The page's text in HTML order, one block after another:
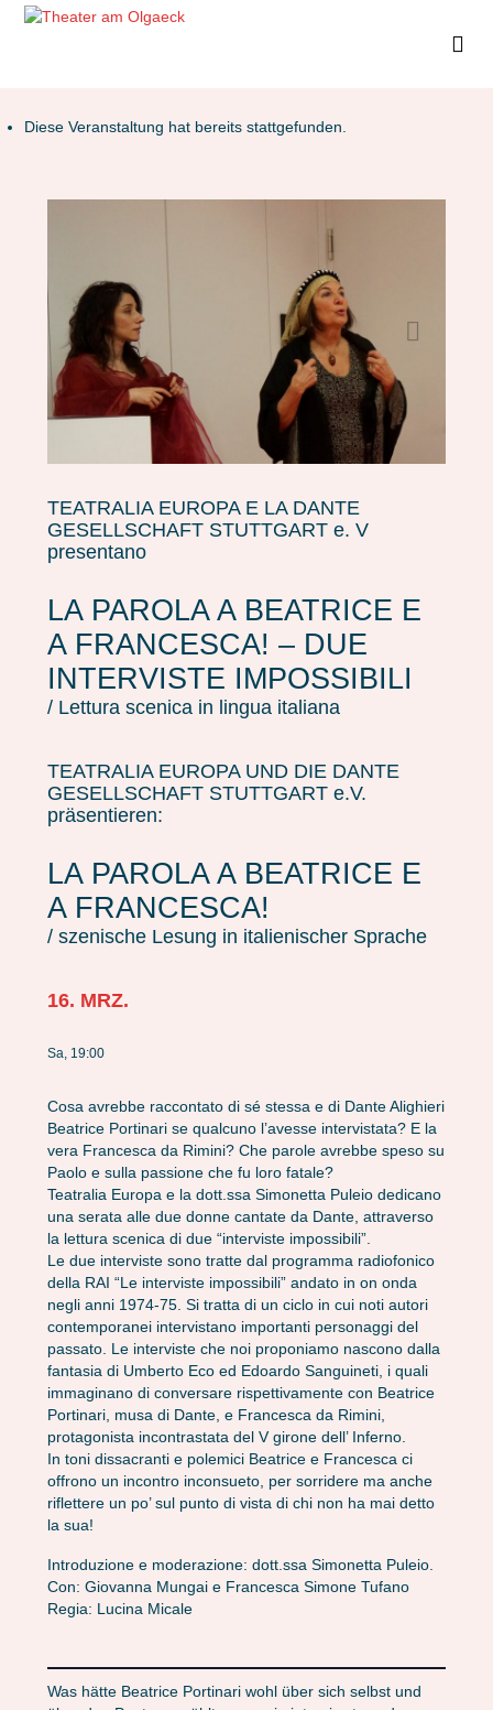
Diese Veranstaltung hat bereits stattgefunden.
TEATRALIA EUROPA E LA DANTE
GESELLSCHAFT STUTTGART e. V
presentano
LA PAROLA A BEATRICE E
A FRANCESCA! – DUE
INTERVISTE IMPOSSIBILI
/ Lettura scenica in lingua italiana
TEATRALIA EUROPA UND DIE DANTE
GESELLSCHAFT STUTTGART e.V.
präsentieren:
LA PAROLA A BEATRICE E
A FRANCESCA!
/ szenische Lesung in italienischer Sprache
16. MRZ.
Sa, 19:00
Cosa avrebbe raccontato di sé stessa e di Dante Alighieri
Beatrice Portinari se qualcuno l’avesse intervistata? E la
vera Francesca da Rimini? Che parole avrebbe speso su
Paolo e sulla passione che fu loro fatale?
Teatralia Europa e la dott.ssa Simonetta Puleio dedicano
una serata alle due donne cantate da Dante, attraverso
la lettura scenica di due “interviste impossibili”.
Le due interviste sono tratte dal programma radiofonico
della RAI “Le interviste impossibili” andato in on onda
negli anni 1974-75. Si tratta di un ciclo in cui noti autori
contemporanei intervistano importanti personaggi del
passato. Le interviste che noi proponiamo nascono dalla
fantasia di Umberto Eco ed Edoardo Sanguineti, i quali
immaginano di conversare rispettivamente con Beatrice
Portinari, musa di Dante, e Francesca da Rimini,
protagonista incontrastata del V girone dell’ Inferno.
In toni dissacranti e polemici Beatrice e Francesca ci
offrono un incontro inconsueto, per sorridere ma anche
riflettere un po’ sul punto di vista di chi non ha mai detto
la sua!
Introduzione e moderazione: dott.ssa Simonetta Puleio.
Con: Giovanna Mungai e Francesca Simone Tufano
Regia: Lucina Micale
Was hätte Beatrice Portinari wohl über sich selbst und